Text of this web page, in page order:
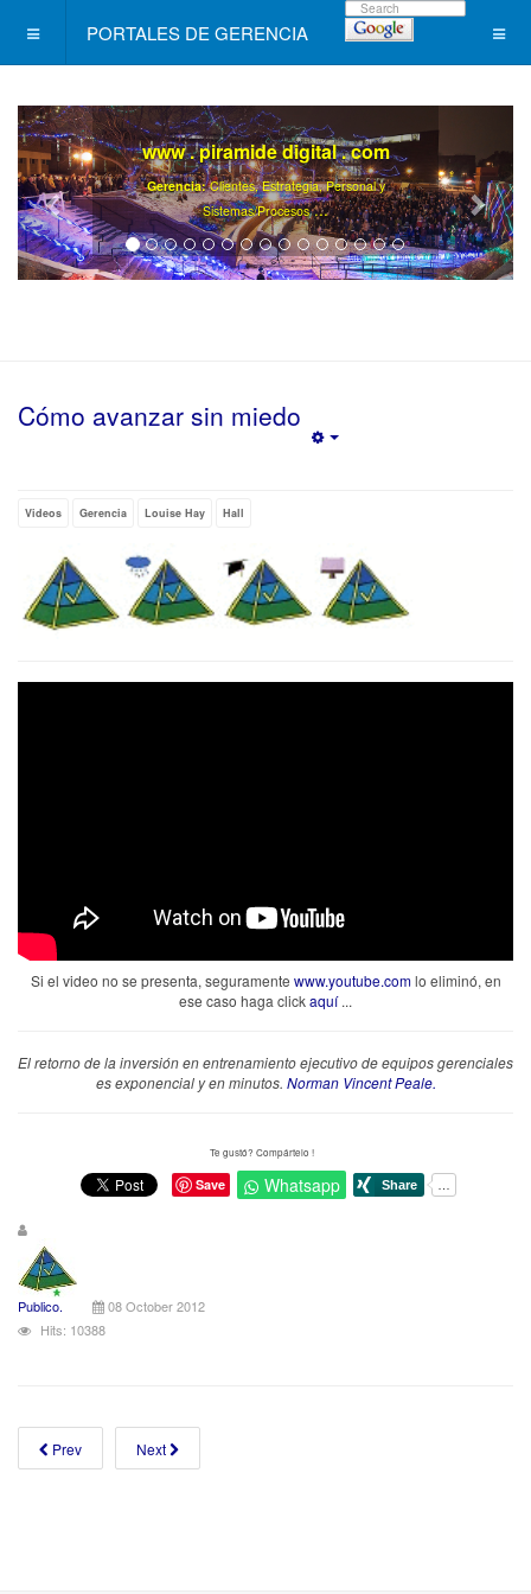
PORTALES DE GERENCIA
www . piramide digital . com
Gerencia:Clientes, Estrategia, Personal y
Sistemas/Procesos...
Cómo avanzar sin miedo
Videos Gerencia Louise Hay Hall
Si el video no se presenta, seguramente www.youtube.comlo eliminó, en
ese caso haga clickaquí...
El retorno de la inversión en entrenamiento ejecutivo de equipos gerenciales
es exponencial y en minutos. Norman Vincent Peale.
Te gustó? Compártelo !
Save Whatsapp
Publico.
08 October 2012
Hits: 10388
Prev Next